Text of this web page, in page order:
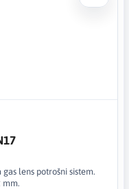
lens potrošni sistem.
mm.